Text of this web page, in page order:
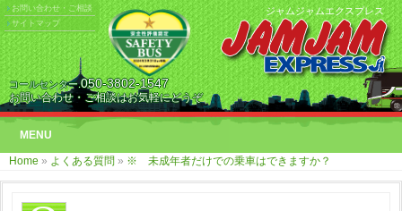
ジャムジャムエクスプレス
コールセンター.050-3802-1547
お問い合わせ・ご相談はお気軽にどうぞ
お問い合わせ・ご相談
サイトマップ
MENU
Home » よくある質問 » ※ 未成年者だけでの乗車はできますか？